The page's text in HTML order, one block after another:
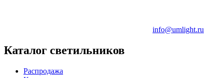
info@umlight.ru
Каталог светильников
Распродажа